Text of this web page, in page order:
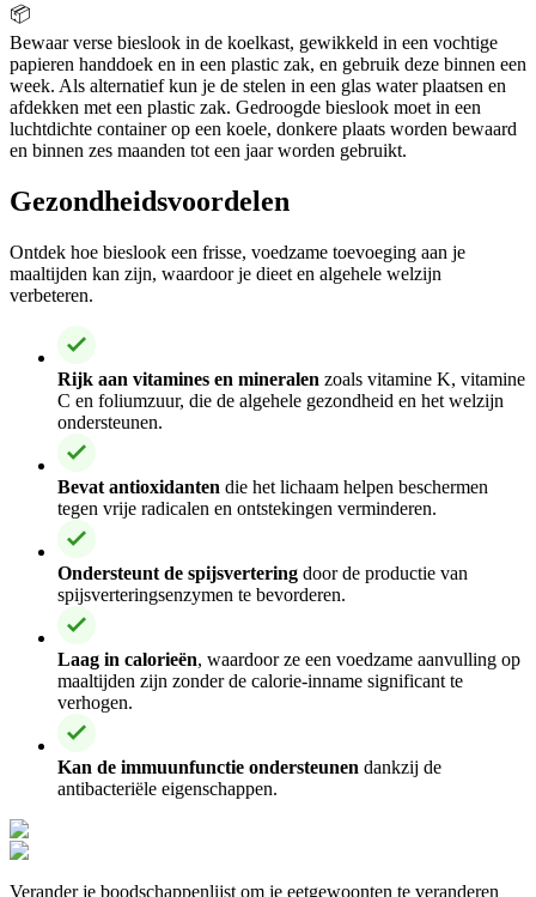
📦
Bewaar verse bieslook in de koelkast, gewikkeld in een vochtige
papieren handdoek en in een plastic zak, en gebruik deze binnen een
week. Als alternatief kun je de stelen in een glas water plaatsen en
afdekken met een plastic zak. Gedroogde bieslook moet in een
luchtdichte container op een koele, donkere plaats worden bewaard
en binnen zes maanden tot een jaar worden gebruikt.
Gezondheidsvoordelen
Ontdek hoe bieslook een frisse, voedzame toevoeging aan je
maaltijden kan zijn, waardoor je dieet en algehele welzijn
verbeteren.
Rijk aan vitamines en mineralen zoals vitamine K, vitamine
C en foliumzuur, die de algehele gezondheid en het welzijn
ondersteunen.
Bevat antioxidanten die het lichaam helpen beschermen
tegen vrije radicalen en ontstekingen verminderen.
Ondersteunt de spijsvertering door de productie van
spijsverteringsenzymen te bevorderen.
Laag in calorieën, waardoor ze een voedzame aanvulling op
maaltijden zijn zonder de calorie-inname significant te
verhogen.
Kan de immuunfunctie ondersteunen dankzij de
antibacteriële eigenschappen.
Verander je boodschappenlijst om je eetgewoonten te veranderen